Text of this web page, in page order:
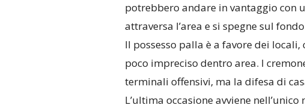
potrebbero andare in vantaggio con
attraversa l’area e si spegne sul
Il possesso palla è a favore dei
poco impreciso dentro area. I
terminali offensivi, ma la difesa di
L’ultima occasione avviene